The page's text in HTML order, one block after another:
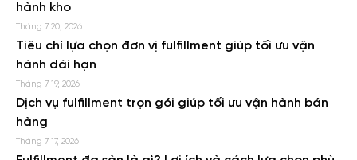
hành kho
Tháng 7 20, 2026
Tiêu chí lựa chọn đơn vị fulfillment giúp tối ưu vận
hành dài hạn
Tháng 7 19, 2026
Dịch vụ fulfillment trọn gói giúp tối ưu vận hành bán
hàng
Tháng 7 17, 2026